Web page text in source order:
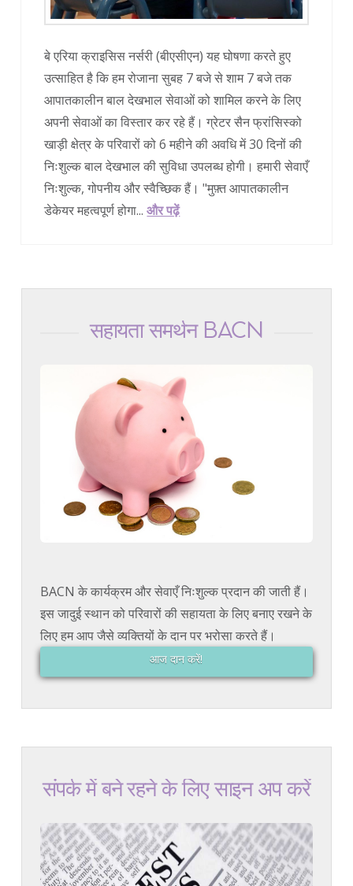
बे एरिया क्राइसिस नर्सरी (बीएसीएन) यह घोषणा करते हुए
उत्साहित है कि हम रोजाना सुबह 7 बजे से शाम 7 बजे तक
आपातकालीन बाल देखभाल सेवाओं को शामिल करने के लिए
अपनी सेवाओं का विस्तार कर रहे हैं। ग्रेटर सैन फ्रांसिस्को
खाड़ी क्षेत्र के परिवारों को 6 महीने की अवधि में 30 दिनों की
निःशुल्क बाल देखभाल की सुविधा उपलब्ध होगी। हमारी सेवाएँ
निःशुल्क, गोपनीय और स्वैच्छिक हैं। "मुफ़्त आपातकालीन
डेकेयर महत्वपूर्ण होगा...और पढ़ें
सहायता समर्थन BACN
BACN के कार्यक्रम और सेवाएँ निःशुल्क प्रदान की जाती हैं।
इस जादुई स्थान को परिवारों की सहायता के लिए बनाए रखने के
लिए हम आप जैसे व्यक्तियों के दान पर भरोसा करते हैं।
आज दान करें!
संपर्क में बने रहने के लिए साइन अप करें